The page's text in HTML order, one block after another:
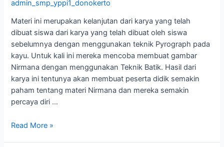
admin_smp_yppi1_donokerto
Materi ini merupakan kelanjutan dari karya yang telah
dibuat siswa dari karya yang telah dibuat oleh siswa
sebelumnya dengan menggunakan teknik Pyrograph pada
kayu. Untuk kali ini mereka mencoba membuat gambar
Nirmana dengan menggunakan Teknik Batik. Hasil dari
karya ini tentunya akan membuat peserta didik semakin
paham tentang materi Nirmana dan mereka semakin
percaya diri …
NIRMANA
Read More »